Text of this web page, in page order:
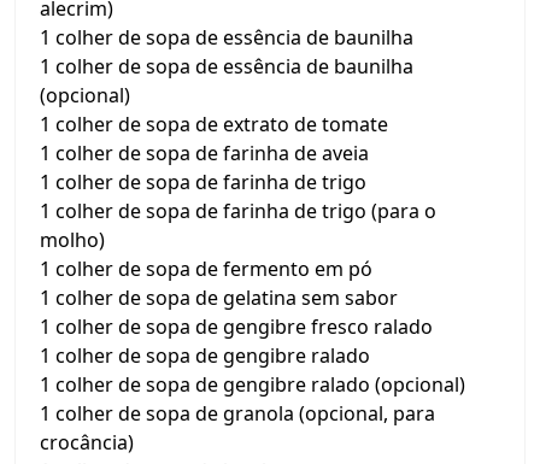
alecrim)
1 colher de sopa de essência de baunilha
1 colher de sopa de essência de baunilha
(opcional)
1 colher de sopa de extrato de tomate
1 colher de sopa de farinha de aveia
1 colher de sopa de farinha de trigo
1 colher de sopa de farinha de trigo (para o
molho)
1 colher de sopa de fermento em pó
1 colher de sopa de gelatina sem sabor
1 colher de sopa de gengibre fresco ralado
1 colher de sopa de gengibre ralado
1 colher de sopa de gengibre ralado (opcional)
1 colher de sopa de granola (opcional, para
crocância)